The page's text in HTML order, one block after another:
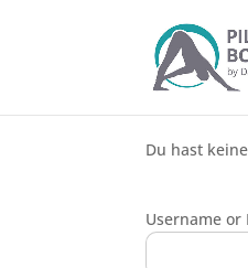
Du hast
Username or